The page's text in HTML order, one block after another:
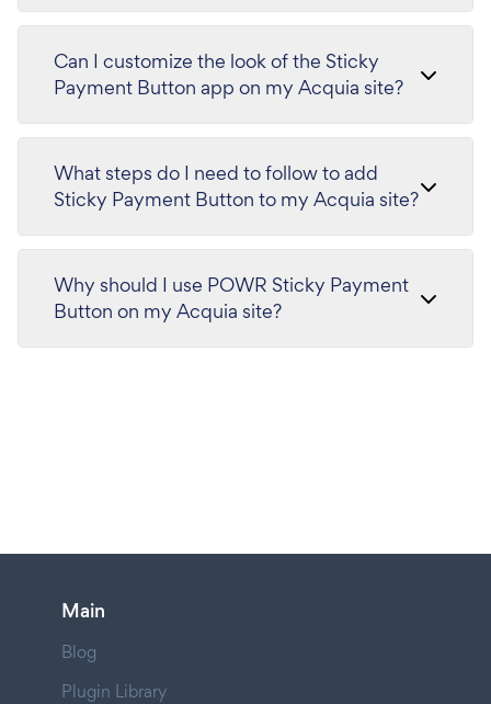
Can I customize the look of the Sticky
Payment Button app on my Acquia site?
What steps do I need to follow to add
Sticky Payment Button to my Acquia site?
Why should I use POWR Sticky Payment
Button on my Acquia site?
Main
Blog
Plugin Library